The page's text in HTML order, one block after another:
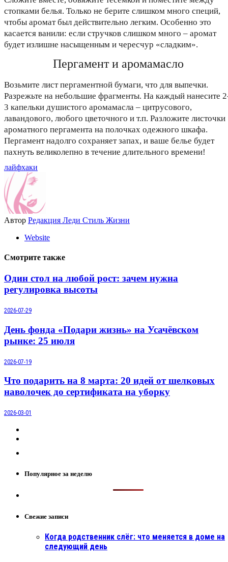
стопками белья. Только не берите слишком много специй,
чтобы аромат был действительно легким. Особенно это
касается ванили: если стручков слишком много – аромат
будет излишне насыщенным и чересчур «сладким».
Пергамент и аромамасло
Возьмите лист пергаментной бумаги, что для выпечки.
Разрежьте на небольшие фрагменты. На каждый нанесите
3 капельки душистого аромамасла – цитрусового,
лавандового, любого цветочного и т.п. Разложите листочки
ароматного пергамента на полочках одежного шкафа.
Пергамент надолго сохраняет запах, и ваше белье будет
пахнуть великолепно в течение длительного времени!
лайфхаки
Автор Редакция Леди Стиль Жизни
Website
Смотрите также
Один стол на любой рост: зачем нужна
регулировка высоты
2026-07-29
День фонда «Подари жизнь» на Усачёвском
рынке: 25 июля
2026-07-19
Что подарить на 8 марта: 20 идей от шелковых
наволочек до сертификата на уборку
2026-03-01
Популярное за неделю
Свежие записи
Когда родственник слёг: что меняется в доме на
следующий день